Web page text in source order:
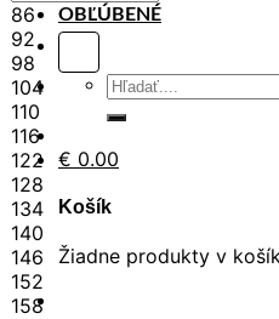
OBĽÚBENÉ
Hľadať:
€ 0.00
Košík
Žiadne produkty v
86
92
98
104
110
116
122
128
134
140
146
152
158